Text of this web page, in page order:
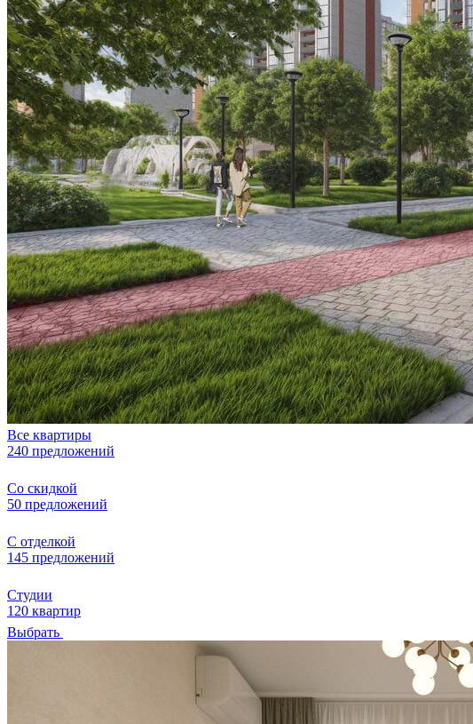
Все квартиры
240 предложений
Со скидкой
50 предложений
С отделкой
145 предложений
Студии
120 квартир
Выбрать